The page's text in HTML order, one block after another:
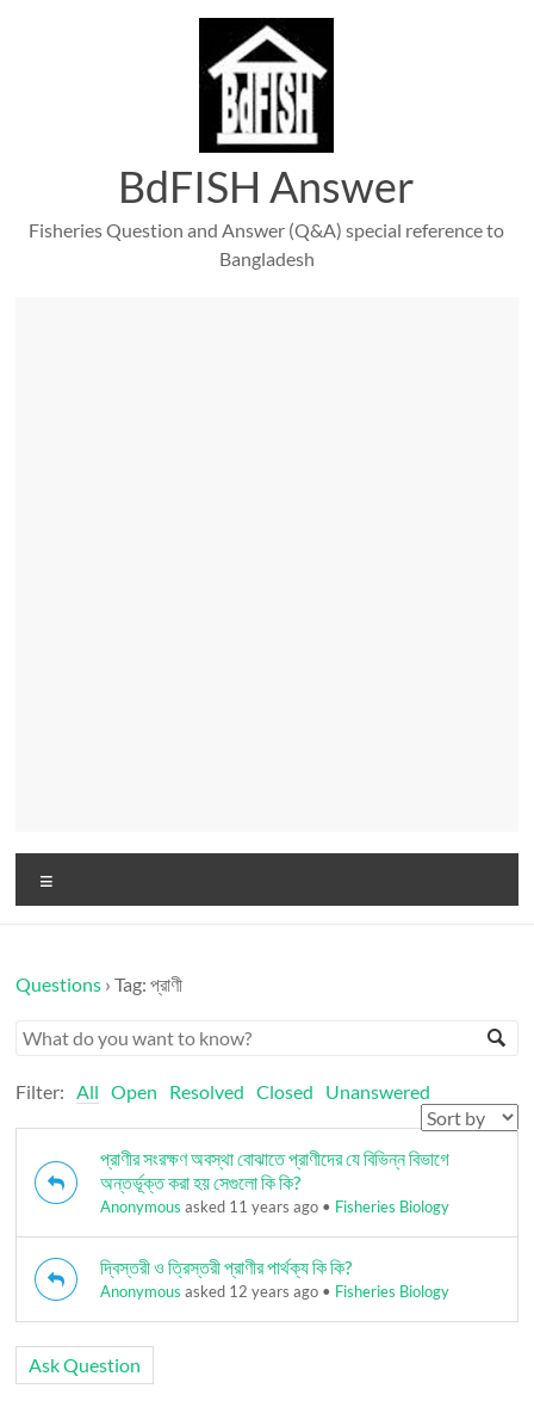
BdFISH Answer
Fisheries Question and Answer (Q&A) special reference to
Bangladesh
Questions ›Tag: প্রাণী
Filter: All Open Resolved Closed Unanswered
প্রাণীর সংরক্ষণ অবস্থা বোঝাতে প্রাণীদের যে বিভিন্ন বিভাগে
অন্তর্ভূক্ত করা হয় সেগুলো কি কি?
Anonymous asked 11 years ago • Fisheries Biology
দ্বিস্তরী ও ত্রিস্তরী প্রাণীর পার্থক্য কি কি?
Anonymous asked 12 years ago • Fisheries Biology
Ask Question